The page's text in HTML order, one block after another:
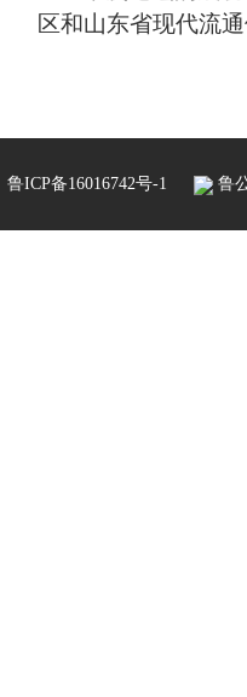
区和山东省现代流
鲁ICP备16016742号-1 鲁